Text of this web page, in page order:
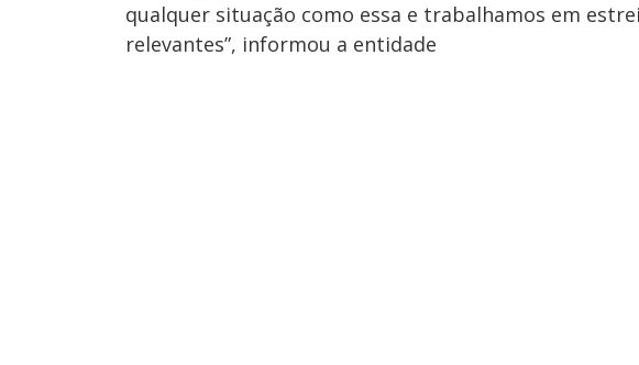
qualquer situação como essa e trabalhamos em
relevantes”, informou a entidade